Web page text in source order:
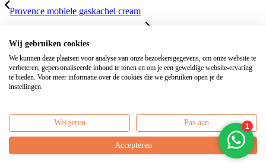
Provence mobiele gaskachel cream
600
Scroll naar bovenzijde
AARDGASAANSLUITING INFORMATIE
gasflesaansluiting. Mocht u uw tafel op het aardgas willen
aansluiten, wij leveren tegen meerprijs een aardgasaansluiting.
Selecteer dan de optie: inclusief aardgasaansluiting.
Wij gebruiken cookies
We kunnen deze plaatsen voor analyse van onze bezoekersgegevens, om onze website te
verbeteren, gepersonaliseerde inhoud te tonen en om je een geweldige website-ervaring
te bieden. Voor meer informatie over de cookies die we gebruiken open je de
instellingen.
Weigeren Pas aan
Accepteren